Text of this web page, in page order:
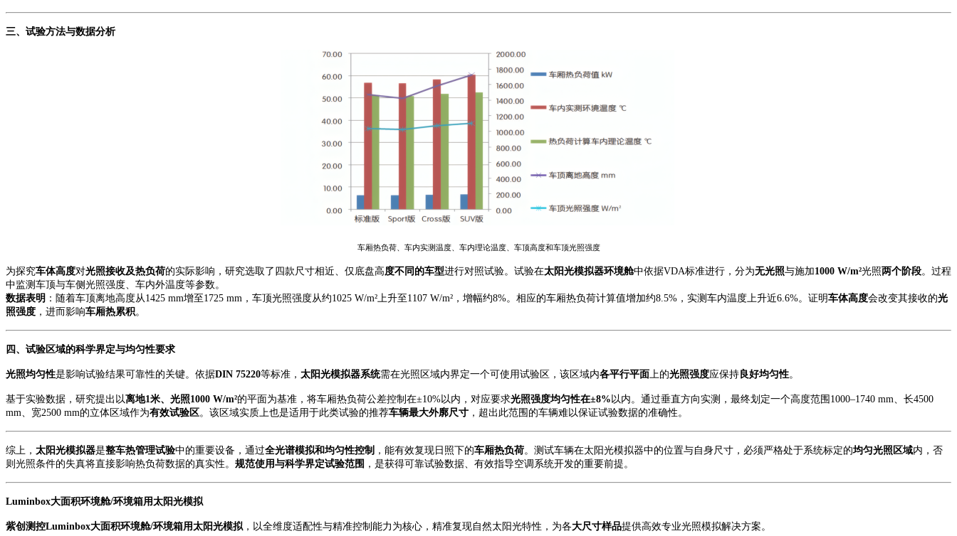
三、 试验方法与数据分析
车厢热负荷、车内实测温度、车内理论温度、 车顶高度和车顶光照强度
为探究车体高度对光照接收及热负荷的实际影响，研究选取了四款尺寸相近、仅底盘高度不同的车型进行对照试验。试验在太阳光模拟器环境舱中依据VDA标准进行，分为无光照与施加1000 W/m²光照两个阶段。过程
中监测车顶与车侧光照强度、车内外温度等参数。
数据表明 ： 随着车顶离地高度从1425 mm增至1725 mm，车顶光照强度从约1025 W/m²上升至1107 W/m²，增幅约8%。相应的车厢热负荷计算值增加约8.5%，实测车内温度上升近6.6%。 证明车体高度会改变其接收的光
照强度 ，进而影响车厢热累积。
四、试验区域的科学界定与均匀性要求
光照均匀性是影响试验结果可靠性的关键。依据DIN 75220等标准， 太阳光模拟器系统需在光照区域内界定一个可使用试验区，该区域内各平行平面上的光照强度应保持 良好均匀性。
基于实验数据，研究提出以离地1米、光照1000 W/m²的平面为基准，将车厢热负荷公差控制在±10%以内，对应要求光照强度均匀性在±8%以内。通过垂直方向实测，最终划定一个高度范围 1000–1740 mm、长4500
mm、宽2500 mm的立体区域作为有效试验区。该区域实质上也是适用于此类试验的推荐车辆最大外廓尺寸 ，超出此范围的车辆难以保证试验数据的准确性。
综上， 太阳光模拟器是整车热管理试验中的重要设备 ， 通过全光谱模拟和均匀性控制 ，能有效复现日照下的车厢热负荷。 测试车辆在太阳光模拟器中的位置与自身尺寸 ， 必须严格处于系统标定的均匀光照区域内，否
则光照条件的失真将直接影响热负荷数据的真实性。 规范使用与科学界定试验范围 ，是获得可靠试验数据、有效指导空调系统开发的重要前提。
Luminbox大面积环境舱/环境箱用太阳光模拟
紫创测控Luminbox大面积环境舱/环境箱用太阳光模拟，以全维度适配性与精准控制能力为核心，精准复现自然太阳光特性，为各大尺寸样品提供高效专业光照模拟解决方案。